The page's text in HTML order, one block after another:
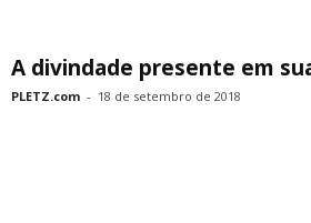
A divindade presente em
PLETZ.com - 18 de setembro de 2018